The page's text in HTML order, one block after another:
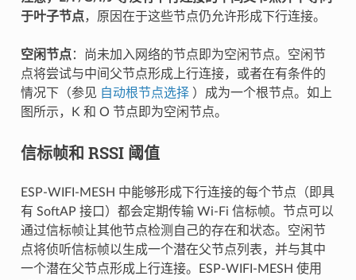
于叶子节点，原因在于这些节点仍允许形成下行连接。
空闲节点 ：尚未加入网络的节点即为空闲节点。空闲节
点将尝试与中间父节点形成上行连接，或者在有条件的
情况下（参见 自动根节点选择）成为一个根节点。如上
图所示，K 和 O 节点即为空闲节点。
信标帧和 RSSI 阈值
ESP-WIFI-MESH 中能够形成下行连接的每个节点（即具
有 SoftAP 接口）都会定期传输 Wi-Fi 信标帧。节点可以
通过信标帧让其他节点检测自己的存在和状态。空闲节
点将侦听信标帧以生成一个潜在父节点列表，并与其中
一个潜在父节点形成上行连接。ESP-WIFI-MESH 使用